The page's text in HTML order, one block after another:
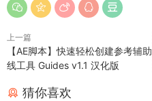
上一篇
【AE脚本】快速轻松创建参考辅助
线工具 Guides v1.1 汉化版
猜你喜欢